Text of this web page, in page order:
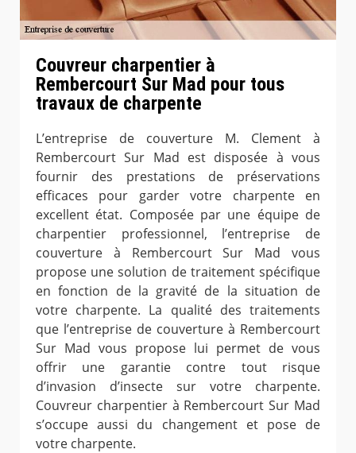
Couvreur charpentier à
Rembercourt Sur Mad pour tous
travaux de charpente
L’entreprise de couverture M. Clement à
Rembercourt Sur Mad est disposée à vous
fournir des prestations de préservations
efficaces pour garder votre charpente en
excellent état. Composée par une équipe de
charpentier professionnel, l’entreprise de
couverture à Rembercourt Sur Mad vous
propose une solution de traitement spécifique
en fonction de la gravité de la situation de
votre charpente. La qualité des traitements
que l’entreprise de couverture à Rembercourt
Sur Mad vous propose lui permet de vous
offrir une garantie contre tout risque
d’invasion d’insecte sur votre charpente.
Couvreur charpentier à Rembercourt Sur Mad
s’occupe aussi du changement et pose de
votre charpente.